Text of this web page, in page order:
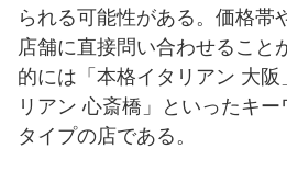
られる可能性がある。価格帯
店舗に直接問い合わせること
的には「本格イタリアン 大阪
リアン 心斎橋」といったキ
タイプの店である。